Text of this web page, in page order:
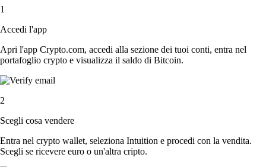
1
Accedi l'app
Apri l'app Crypto.com, accedi alla sezione dei tuoi conti, entra nel
portafoglio crypto e visualizza il saldo di Bitcoin.
2
Scegli cosa vendere
Entra nel crypto wallet, seleziona Intuition e procedi con la vendita.
Scegli se ricevere euro o un'altra cripto.